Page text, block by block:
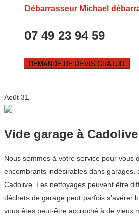
Débarrasseur Michael
07 49 23 94 59
DEMANDE DE DEVIS GRATUIT
Août 31
Vide garage à Cadolive
Nous sommes à votre service pour vous
encombrants indésirables dans garages,
Cadolive. Les nettoyages peuvent être
déchets de garage peut parfois s’avérer
vous êtes peut-être accroché à de vieux